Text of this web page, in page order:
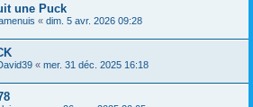
une Puck
« dim. 5 avr. 2026 09:28
« mer. 31 déc. 2025 16:18